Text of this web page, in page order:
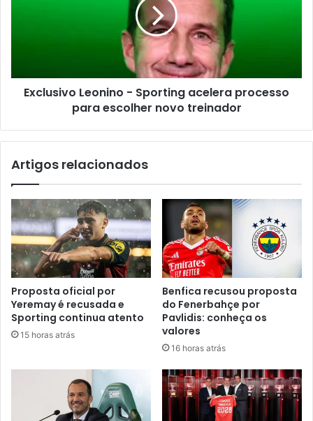
Exclusivo Leonino - Sporting acelera processo
para escolher novo treinador
Artigos relacionados
Proposta oficial por
Yeremay é recusada e
Sporting continua atento
15 horas atrás
Benfica recusou proposta
do Fenerbahçe por
Pavlidis: conheça os
valores
16 horas atrás